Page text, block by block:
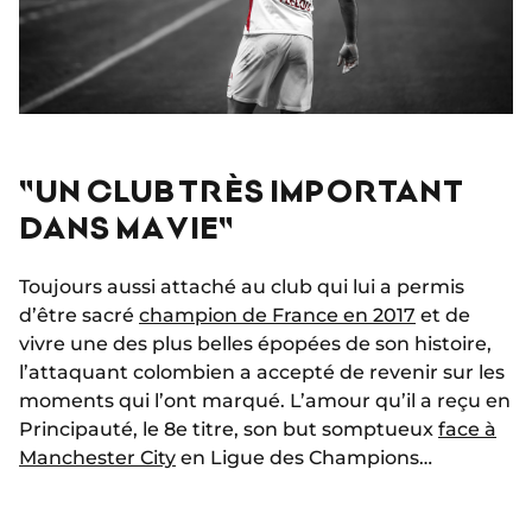
"UN CLUB TRÈS IMPORTANT
DANS MA VIE"
Toujours aussi attaché au club qui lui a permis
d’être sacré champion de France en 2017 et de
vivre une des plus belles épopées de son histoire,
l’attaquant colombien a accepté de revenir sur les
moments qui l’ont marqué. L’amour qu’il a reçu en
Principauté, le 8e titre, son but somptueux face à
Manchester City en Ligue des Champions…